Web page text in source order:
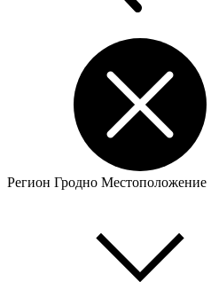
Регион Гродно Местоположение